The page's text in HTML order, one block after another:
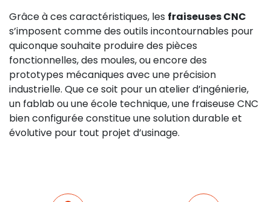
Grâce à ces caractéristiques, les fraiseuses CNC
s’imposent comme des outils incontournables pour
quiconque souhaite produire des pièces
fonctionnelles, des moules, ou encore des
prototypes mécaniques avec une précision
industrielle. Que ce soit pour un atelier d’ingénierie,
un fablab ou une école technique, une fraiseuse CNC
bien configurée constitue une solution durable et
évolutive pour tout projet d’usinage.